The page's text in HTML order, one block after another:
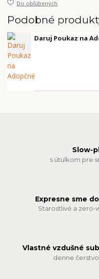
Do obľúbených
Podobné
Daruj Poukaz na
Slow-
s útulkom pre
Expresne sme
Starostlivé a
Vlastné vzdušné
denne